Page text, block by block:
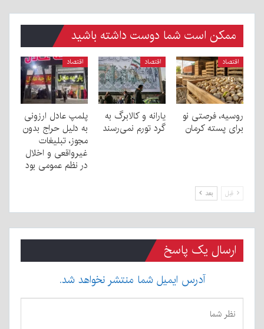
ممکن است شما دوست داشته باشید
اقتصاد
روسیه، فرصتی نو
برای پسته کرمان
اقتصاد
یارانه و کالابرگ به
گرد تورم نمی‌رسند
اقتصاد
پلمپ عادل ارزونی
به دليل حراج بدون
مجوز، تبليغات
غیرواقعی و اخلال
در نظم عمومی بود
قبل بعد
ارسال یک پاسخ
آدرس ایمیل شما منتشر نخواهد شد.